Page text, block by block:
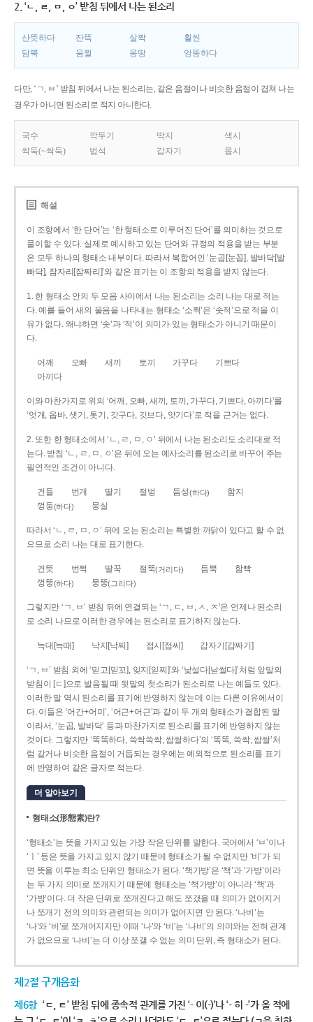
2. ‘ㄴ, ㄹ, ㅁ, ㅇ’ 받침 뒤에서 나는 된소리
산뜻하다 잔뜩 살짝
훨씬
담뿍
움찔 몽땅 엉뚱하다
다만, ‘ㄱ, ㅂ’ 받침 뒤에서 나는 된소리는, 같은 음절이나 비슷한 음절이 겹쳐 나는
경우가 아니면 된소리로 적지 아니한다.
국수 깍두기 딱지
색시
싹둑(~싹둑)
법석 갑자기 몹시
해설
이 조항에서 ‘한 단어’는 ‘한 형태소로 이루어진 단어’를 의미하는 것으로
풀이할 수 있다. 실제로 예시하고 있는 단어와 규정의 적용을 받는 부분
은 모두 하나의 형태소 내부이다. 따라서 복합어인 ‘눈곱[눈꼽], 발바닥[발
빠닥], 잠자리[잠짜리]’와 같은 표기는 이 조항의 적용을 받지 않는다.
1. 한 형태소 안의 두 모음 사이에서 나는 된소리는 소리 나는 대로 적는
다. 예를 들어 새의 울음을 나타내는 형태소 ‘소쩍’은 ‘솟적’으로 적을 이
유가 없다. 왜냐하면 ‘솟’과 ‘적’이 의미가 있는 형태소가 아니기 때문이
다.
어깨 오빠 새끼 토끼 가꾸다
기쁘다
아끼다
이와 마찬가지로 위의 ‘어깨, 오빠, 새끼, 토끼, 가꾸다, 기쁘다, 아끼다’를
‘엇개, 옵바, 샛기, 톳기, 갓구다, 깃브다, 앗기다’로 적을 근거는 없다.
2. 또한 한 형태소에서 ‘ㄴ, ㄹ, ㅁ, ㅇ’ 뒤에서 나는 된소리도 소리대로 적
는다. 받침 ‘ㄴ, ㄹ, ㅁ, ㅇ’은 뒤에 오는 예사소리를 된소리로 바꾸어 주는
필연적인 조건이 아니다.
건들 번개 딸기 절벙 듬성(하다)
함지
껑둥(하다) 뭉실
따라서 ‘ㄴ, ㄹ, ㅁ, ㅇ’ 뒤에 오는 된소리는 특별한 까닭이 있다고 할 수 없
으므로 소리 나는 대로 표기한다.
건뜻 번쩍 딸꾹 절뚝(거리다) 듬뿍
함빡
껑뚱(하다) 뭉뚱(그리다)
그렇지만 ‘ㄱ, ㅂ’ 받침 뒤에 연결되는 ‘ㄱ, ㄷ, ㅂ, ㅅ, ㅈ’은 언제나 된소리
로 소리 나므로 이러한 경우에는 된소리로 표기하지 않는다.
늑대[늑때] 낙지[낙찌] 접시[접씨] 갑자기[갑짜기]
‘ㄱ, ㅂ’ 받침 외에 ‘믿고[믿꼬], 잊지[읻찌]’와 ‘낯설다[낟썰다]’처럼 앞말의
받침이 [ㄷ]으로 발음될 때 뒷말의 첫소리가 된소리로 나는 예들도 있다.
이러한 말 역시 된소리를 표기에 반영하지 않는데 이는 다른 이유에서이
다. 이들은 ‘어간+어미’, ‘어근+어근’과 같이 두 개의 형태소가 결합된 말
이라서, ‘눈곱, 발바닥’ 등과 마찬가지로 된소리를 표기에 반영하지 않는
것이다. 그렇지만 ‘똑똑하다, 쓱싹쓱싹, 쌉쌀하다’의 ‘똑똑, 쓱싹, 쌉쌀’처
럼 같거나 비슷한 음절이 거듭되는 경우에는 예외적으로 된소리를 표기
에 반영하여 같은 글자로 적는다.
더 알아보기
형태소(形態素)란?
‘형태소’는 뜻을 가지고 있는 가장 작은 단위를 말한다. 국어에서 ‘ㅂ’이나
‘ㅣ’ 등은 뜻을 가지고 있지 않기 때문에 형태소가 될 수 없지만 ‘비’가 되
면 뜻을 이루는 최소 단위인 형태소가 된다. ‘책가방’은 ‘책’과 ‘가방’이라
는 두 가지 의미로 쪼개지기 때문에 형태소는 ‘책가방’이 아니라 ‘책’과
‘가방’이다. 더 작은 단위로 쪼개진다고 해도 쪼갰을 때 의미가 없어지거
나 쪼개기 전의 의미와 관련되는 의미가 없어지면 안 된다. ‘나비’는
‘나’와 ‘비’로 쪼개어지지만 이때 ‘나’와 ‘비’는 ‘나비’의 의미와는 전혀 관계
가 없으므로 ‘나비’는 더 이상 쪼갤 수 없는 의미 단위, 즉 형태소가 된다.
제2절 구개음화
제6항 ‘ㄷ, ㅌ’ 받침 뒤에 종속적 관계를 가진 ‘- 이(-)’나 ‘- 히 -’가 올 적에